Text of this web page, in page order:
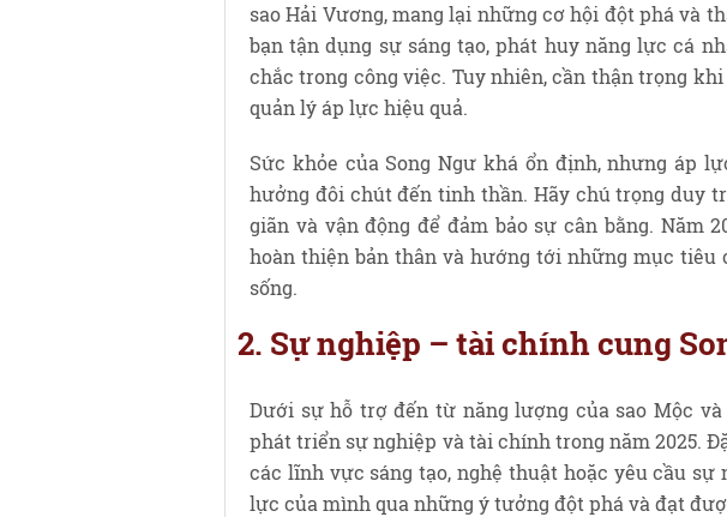
sao Hải Vương, mang lại những cơ hội đột phá và
bạn tận dụng sự sáng tạo, phát huy năng lực cá
chắc trong công việc. Tuy nhiên, cần thận trọng
quản lý áp lực hiệu quả.
Sức khỏe của Song Ngư khá ổn định, nhưng áp
hưởng đôi chút đến tinh thần. Hãy chú trọng duy
giãn và vận động để đảm bảo sự cân bằng. Năm
hoàn thiện bản thân và hướng tới những mục tiêu
sống.
2. Sự nghiệp – tài chính cung
Dưới sự hỗ trợ đến từ năng lượng của sao Mộc
phát triển sự nghiệp và tài chính trong năm 2025.
các lĩnh vực sáng tạo, nghệ thuật hoặc yêu cầu sự
lực của mình qua những ý tưởng đột phá và đạt